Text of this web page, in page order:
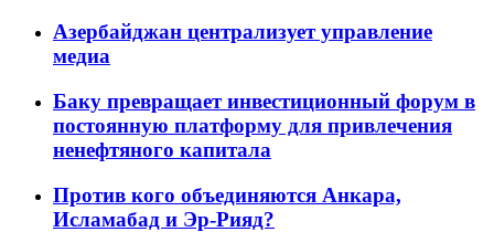
Азербайджан централизует управление
медиа
Баку превращает инвестиционный форум в
постоянную платформу для привлечения
ненефтяного капитала
Против кого объединяются Анкара,
Исламабад и Эр-Рияд?